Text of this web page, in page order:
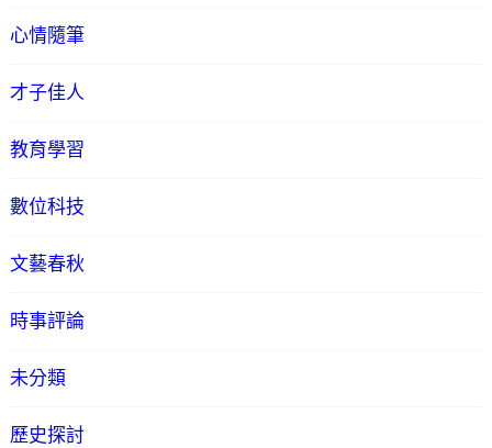
心情隨筆
才子佳人
教育學習
數位科技
文藝春秋
時事評論
未分類
歷史探討